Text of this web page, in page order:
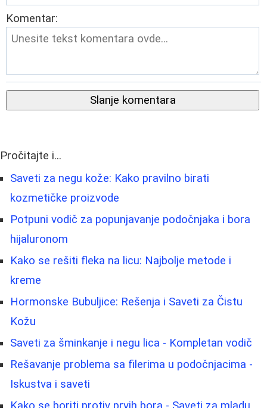
Komentar:
Slanje komentara
Pročitajte i...
Saveti za negu kože: Kako pravilno birati
kozmetičke proizvode
Potpuni vodič za popunjavanje podočnjaka i bora
hijaluronom
Kako se rešiti fleka na licu: Najbolje metode i
kreme
Hormonske Bubuljice: Rešenja i Saveti za Čistu
Kožu
Saveti za šminkanje i negu lica - Kompletan vodič
Rešavanje problema sa filerima u podočnjacima -
Iskustva i saveti